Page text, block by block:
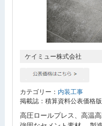
ケイミュー株式会社
カテゴリー： 内装工事
掲載誌：積算資料公表価格
高圧ロールプレス、高温